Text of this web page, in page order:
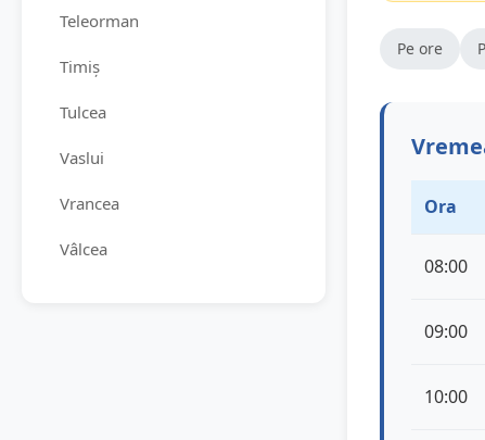
Teleorman
Timiș
Tulcea
Vaslui
Vrancea
Vâlcea
Pe ore
Ora
08:00
09:00
10:00